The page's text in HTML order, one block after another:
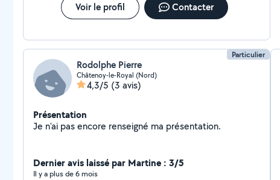
Voir le profil Contacter
Particulier
Rodolphe Pierre
Châtenoy-le-Royal (Nord)
4,3/5 (3 avis)
Présentation
Je n'ai pas encore renseigné ma présentation.
Dernier avis laissé par Martine : 3/5
Il y a plus de 6 mois